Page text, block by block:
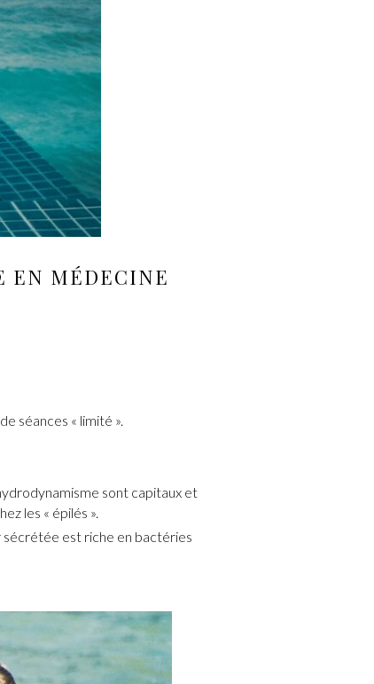
EN MÉDECINE
séances « limité ».
sont capitaux et
les « épilés ».
sécrétée est riche en bactéries